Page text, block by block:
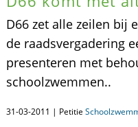
D66 zet alle zeilen bij
de raadsvergadering
presenteren met
schoolzwemmen..
31-03-2011 | Petitie